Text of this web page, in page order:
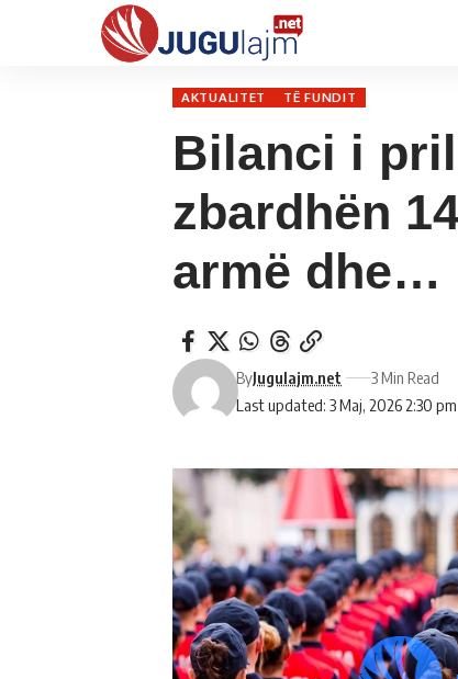
AKTUALITET TË FUNDIT
Bilanci i
zbardhën
armë dhe…
Last updated: 3 Maj, 2026 2:30 pm
ByJugulajm.net 3 Min Read